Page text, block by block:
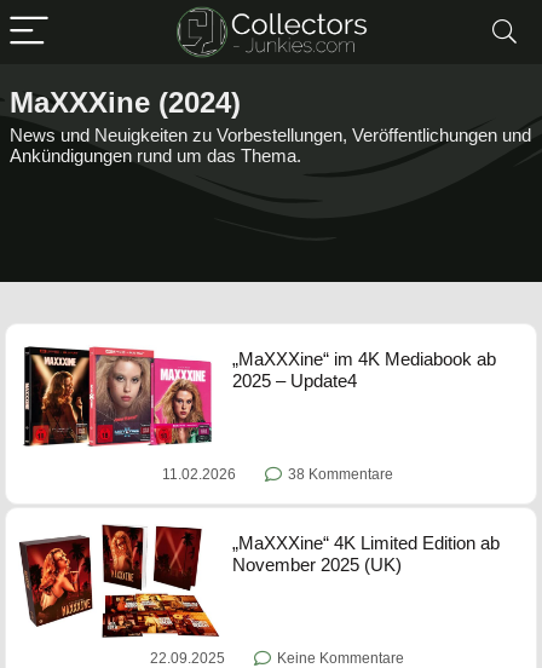
MaXXXine (2024)
News und Neuigkeiten zu Vorbestellungen, Veröffentlichungen und
Ankündigungen rund um das Thema.
„MaXXXine“ im 4K Mediabook ab
2025 – Update4
11.02.2026 38 Kommentare
„MaXXXine“ 4K Limited Edition ab
November 2025 (UK)
22.09.2025 Keine Kommentare